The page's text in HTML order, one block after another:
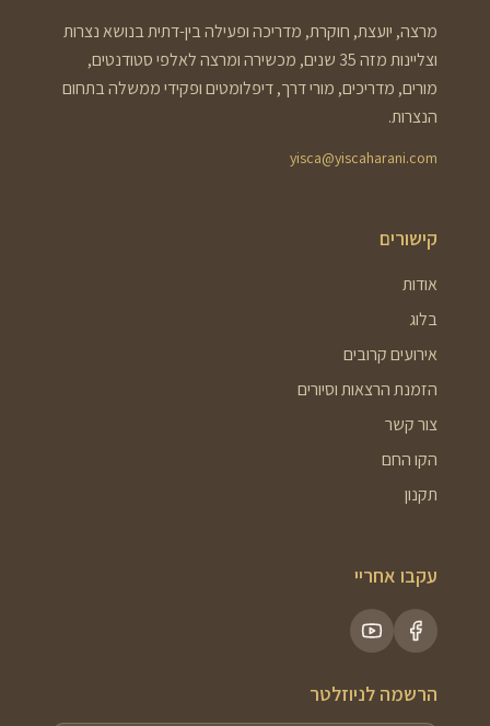
מרצה, יועצת, חוקרת, מדריכה ופעילה בין-דתית בנושא נצרות
וצליינות מזה 35 שנים, מכשירה ומרצה לאלפי סטודנטים,
מורים, מדריכים, מורי דרך, דיפלומטים ופקידי ממשלה בתחום
הנצרות.
yisca@yiscaharani.com
קישורים
אודות
בלוג
אירועים קרובים
הזמנת הרצאות וסיורים
צור קשר
הקו החם
תקנון
עקבו אחריי
הרשמה לניוזלטר